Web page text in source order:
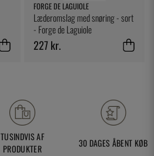
FORGE DE LAGUIOLE
Læderomslag med snøring - sort
- Forge de Laguiole
227 kr.
TUSINDVIS AF
PRODUKTER
30 DAGES ÅBENT KØB